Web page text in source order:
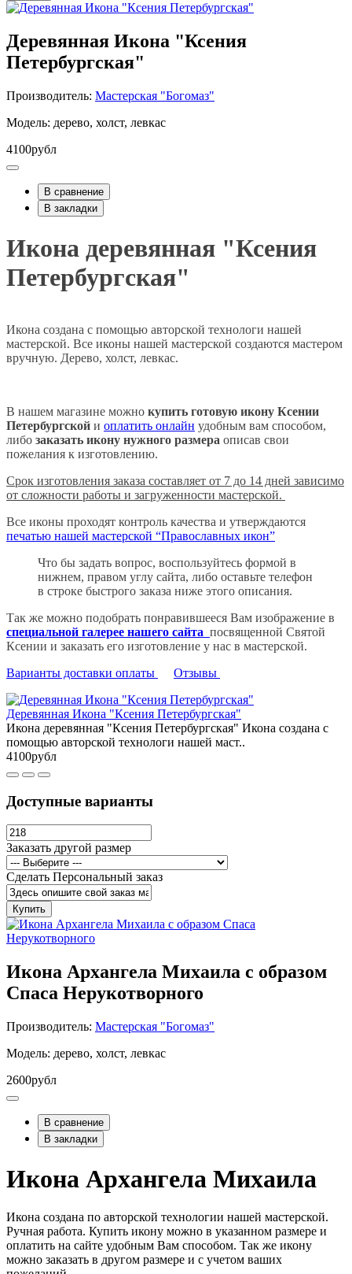
Деревянная Икона "Ксения
Петербургская"
Производитель: Мастерская "Богомаз"
Модель: дерево, холст, левкас
4100рубл
В сравнение
В закладки
Икона деревянная "Ксения
Петербургская"
Икона создана с помощью авторской технологи нашей
мастерской. Все иконы нашей мастерской создаются мастером
вручную. Дерево, холст, левкас.
В нашем магазине можно купить готовую икону Ксении
Петербургской и оплатить онлайн удобным вам способом,
либо заказать икону нужного размера описав свои
пожелания к изготовлению.
Срок изготовления заказа составляет от 7 до 14 дней зависимо
от сложности работы и загруженности мастерской.
Все иконы проходят контроль качества и утверждаются
печатью нашей мастерской “Православных икон”
Что бы задать вопрос, воспользуйтесь формой в
нижнем, правом углу сайта, либо оставьте телефон
в строке быстрого заказа ниже этого описания.
Так же можно подобрать понравившееся Вам изображение в
специальной галерее нашего сайта посвященной Святой
Ксении и заказать его изготовление у нас в мастерской.
Варианты доставки оплаты
Отзывы
Деревянная Икона "Ксения Петербургская"
Икона деревянная "Ксения Петербургская" Икона создана с
помощью авторской технологи нашей маст..
4100рубл
Доступные варианты
Заказать другой размер
Сделать Персональный заказ
Купить
Икона Архангела Михаила с образом
Спаса Нерукотворного
Производитель: Мастерская "Богомаз"
Модель: дерево, холст, левкас
2600рубл
В сравнение
В закладки
Икона Архангела Михаила
Икона создана по авторской технологии нашей мастерской.
Ручная работа. Купить икону можно в указанном размере и
оплатить на сайте удобным Вам способом. Так же икону
можно заказать в другом размере и с учетом ваших